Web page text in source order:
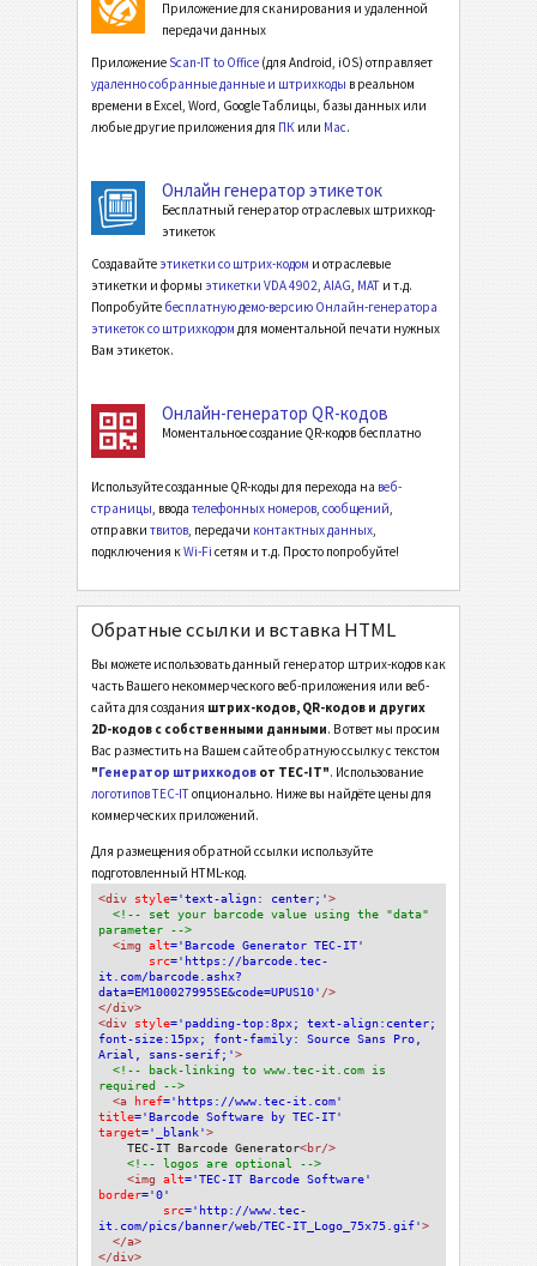
Приложение для сканирования и удаленной
передачи данных
Приложение Scan-IT to Office (для Android, iOS) отправляет
удаленно собранные данные и штрихкоды в реальном
времени в Excel, Word, Google Таблицы, базы данных или
любые другие приложения для ПК или Mac.
Онлайн генератор этикеток
Бесплатный генератор отраслевых штрихкод-
этикеток
Создавайте этикетки со штрих-кодом и отраслевые
этикетки и формы этикетки VDA 4902, AIAG, MAT и т.д.
Попробуйте бесплатную демо-версию Онлайн-генератора
этикеток со штрихкодом для моментальной печати нужных
Вам этикеток.
Онлайн-генератор QR-кодов
Моментальное создание QR-кодов бесплатно
Используйте созданные QR-коды для перехода на веб-
страницы, ввода телефонных номеров, сообщений,
отправки твитов, передачи контактных данных,
подключения кWi-Fi сетям и т.д. Просто попробуйте!
Обратные ссылки и вставка HTML
Вы можете использовать данный генератор штрих-кодов как
часть Вашего некоммерческого веб-приложения или веб-
сайта для создания штрих-кодов, QR-кодов и других
2D-кодов с собственными данными. В ответ мы просим
Вас разместить на Вашем сайте обратную ссылку с текстом
"Генератор штрихкодов от TEC-IT". Использование
логотипов TEC-ITопционально. Ниже вы найдёте цены для
коммерческих приложений.
Для размещения обратной ссылки используйте
подготовленный HTML-код.
<div style='text-align: center;'>
<!-- set your barcode value using the "data"
parameter -->
<img alt='Barcode Generator TEC-IT'
src='https://barcode.tec-
it.com/barcode.ashx?
data=EM100027995SE&code=UPUS10' />
</div>
<div style='padding-top:8px; text-align:center;
font-size:15px; font-family: Source Sans Pro,
Arial, sans-serif;'>
<!-- back-linking to www.tec-it.com is
required -->
<a href='https://www.tec-it.com'
title='Barcode Software by TEC-IT'
target='_blank'>
TEC-IT Barcode Generator<br/>
<!-- logos are optional -->
<img alt='TEC-IT Barcode Software'
border='0'
src='http://www.tec-
it.com/pics/banner/web/TEC-IT_Logo_75x75.gif'>
</a>
</div>